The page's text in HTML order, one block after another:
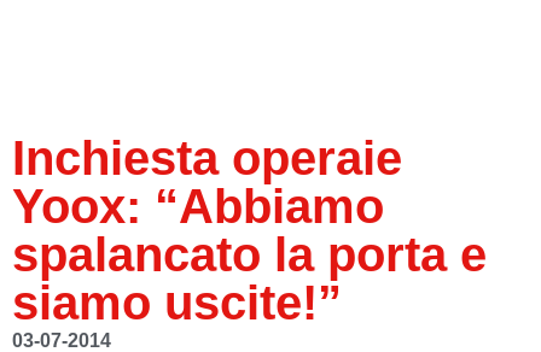
Inchiesta operaie
Yoox: “Abbiamo
spalancato la porta e
siamo uscite!”
03-07-2014